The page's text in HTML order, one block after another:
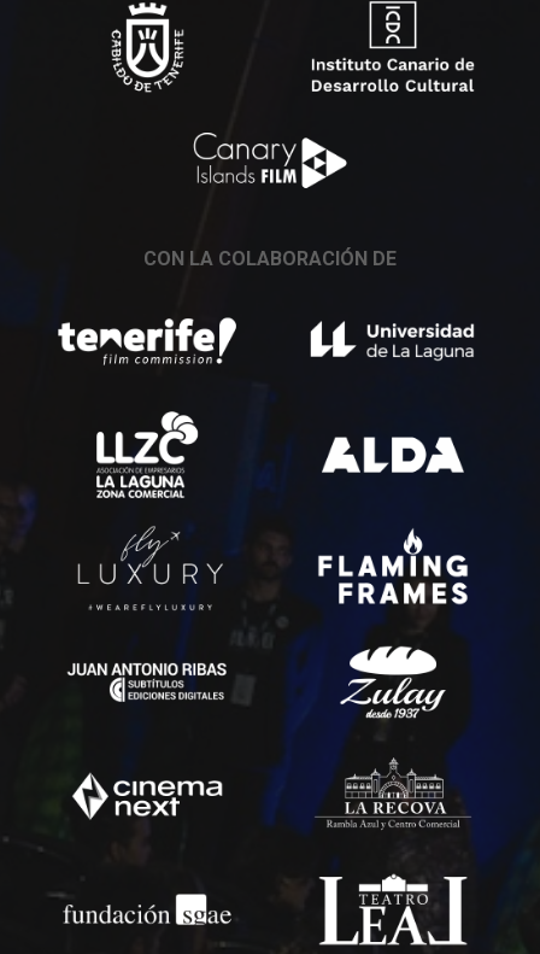
CON LA COLABORACIÓN DE